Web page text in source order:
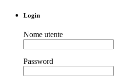
Login
Nome utente
Password